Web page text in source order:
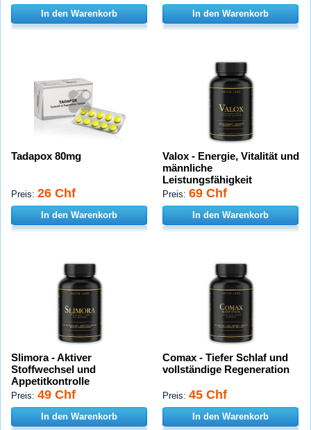
In den Warenkorb In den Warenkorb
Tadapox 80mg
Preis: 26 Chf
In den Warenkorb
Valox - Energie, Vitalität und
männliche
Leistungsfähigkeit
Preis: 69 Chf
In den Warenkorb
Slimora - Aktiver
Stoffwechsel und
Appetitkontrolle
Preis: 49 Chf
In den Warenkorb
Comax - Tiefer Schlaf und
vollständige Regeneration
Preis: 45 Chf
In den Warenkorb